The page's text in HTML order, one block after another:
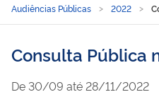
Audiências Públicas
2022
Consulta Pública
De 30/09 até 28/11/2022